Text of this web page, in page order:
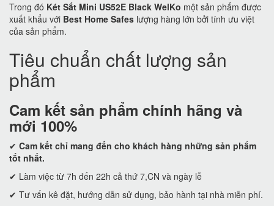
Trong đó Két Sắt Mini US52E Black WelKo một sản phẩm được
xuất khẩu với Best Home Safes lượng hàng lớn bởi tính ưu việt
của sản phẩm.
Tiêu chuẩn chất lượng sản
phẩm
Cam kết sản phẩm chính hãng và
mới 100%
✔ Cam kết chỉ mang đến cho khách hàng những sản phẩm
tốt nhất.
✔ Làm việc từ 7h đến 22h cả thứ 7,CN và ngày lễ
✔ Tư vấn kê đặt, hướng dẫn sử dụng, bảo hành tại nhà miễn phí.